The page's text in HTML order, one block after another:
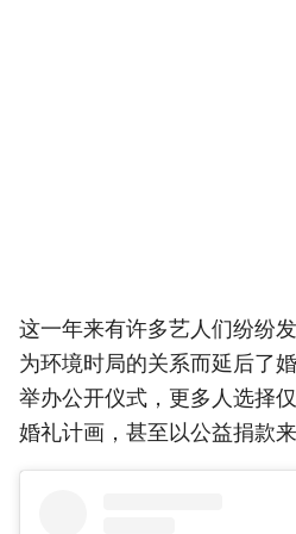
这一年来有许多艺人们纷纷
为环境时局的关系而延后了
举办公开仪式，更多人选择
婚礼计画，甚至以公益捐款